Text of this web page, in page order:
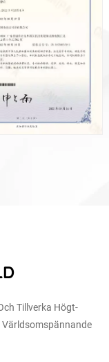
Tillverka Högt-
Världsomspännande